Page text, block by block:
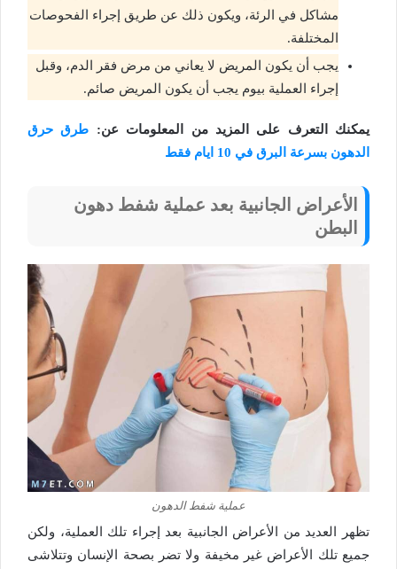
مشاكل في الرئة، ويكون ذلك عن طريق إجراء الفحوصات
المختلفة.
يجب أن يكون المريض لا يعاني من مرض فقر الدم، وقبل
إجراء العملية بيوم يجب أن يكون المريض صائم.
يمكنك التعرف على المزيد من المعلومات عن: طرق حرق
الدهون بسرعة البرق في 10 ايام فقط
الأعراض الجانبية بعد عملية شفط دهون
البطن
عملية شفط الدهون
تظهر العديد من الأعراض الجانبية بعد إجراء تلك العملية، ولكن
جميع تلك الأعراض غير مخيفة ولا تضر بصحة الإنسان وتتلاشى